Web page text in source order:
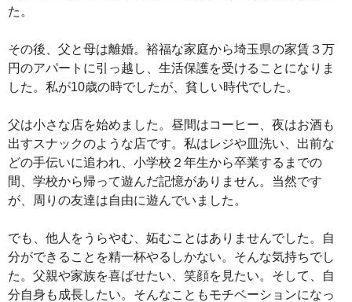
た。
その後、父と母は離婚。裕福な家庭から埼玉県の家賃３万
円のアパートに引っ越し、生活保護を受けることになりま
した。私が10歳の時でしたが、貧しい時代でした。
父は小さな店を始めました。昼間はコーヒー、夜はお酒も
出すスナックのような店です。私はレジや皿洗い、出前な
どの手伝いに追われ、小学校２年生から卒業するまでの
間、学校から帰って遊んだ記憶がありません。当然です
が、周りの友達は自由に遊んでいました。
でも、他人をうらやむ、妬むことはありませんでした。自
分ができることを精一杯やるしかない。そんな気持ちでし
た。父親や家族を喜ばせたい、笑顔を見たい。そして、自
分自身も成長したい。そんなこともモチベーションになっ